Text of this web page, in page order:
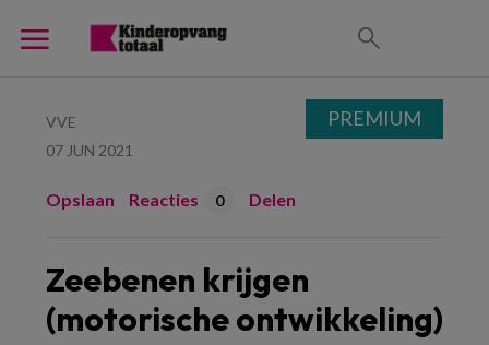
VVE
07 JUN 2021
Opslaan Reacties 0 Delen
Zeebenen krijgen
(motorische ontwikkeling)
PREMIUM